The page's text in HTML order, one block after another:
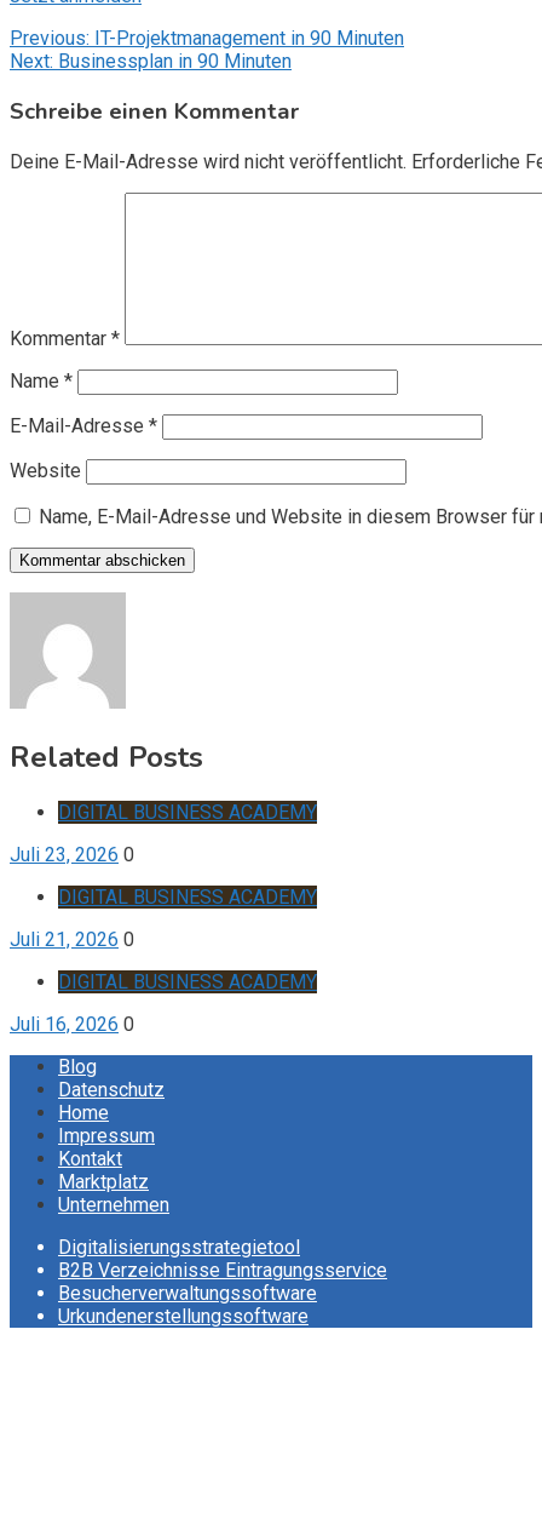
Beitragsnavigation
Previous: IT-Projektmanagement in 90 Minuten
Next: Businessplan in 90 Minuten
Schreibe einen Kommentar
Deine E-Mail-Adresse wird nicht veröffentlicht. Erforderliche
Kommentar *
Name *
E-Mail-Adresse *
Website
Name, E-Mail-Adresse und Website in diesem Browser
Related Posts
DIGITAL BUSINESS ACADEMY
Juli 23, 2026 0
DIGITAL BUSINESS ACADEMY
Juli 21, 2026 0
DIGITAL BUSINESS ACADEMY
Juli 16, 2026 0
Blog
Datenschutz
Home
Impressum
Kontakt
Marktplatz
Unternehmen
Digitalisierungsstrategietool
B2B Verzeichnisse Eintragungsservice
Besucherverwaltungssoftware
Urkundenerstellungssoftware